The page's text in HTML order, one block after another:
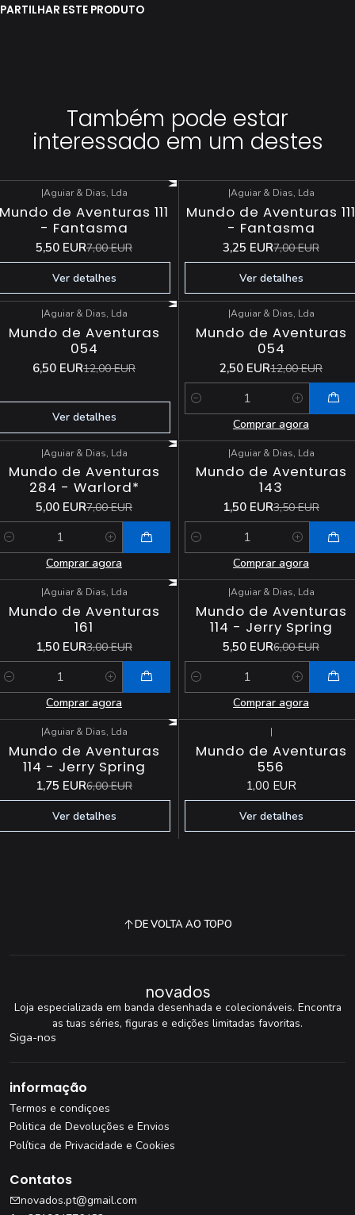
PARTILHAR ESTE PRODUTO
Também pode estar
interessado em um destes
DESCONTO
Esgotado
|Aguiar & Dias, Lda
Mundo de Aventuras 111
- Fantasma
5,50 EUR7,00 EUR
Ver detalhes
DESCONTO
Esgotado
|Aguiar & Dias, Lda
Mundo de Aventuras 111
- Fantasma
3,25 EUR7,00 EUR
Ver detalhes
DESCONTO
Esgotado
|Aguiar & Dias, Lda
Mundo de Aventuras
054
6,50 EUR12,00 EUR
Ver detalhes
DESCONTO
|Aguiar & Dias, Lda
Mundo de Aventuras
054
2,50 EUR12,00 EUR
Quantidade
Comprar agora
DESCONTO
|Aguiar & Dias, Lda
Mundo de Aventuras
284 - Warlord*
5,00 EUR7,00 EUR
Comprar agora
DESCONTO
|Aguiar & Dias, Lda
Mundo de Aventuras
143
1,50 EUR3,50 EUR
Quantidade
Comprar agora
DESCONTO
|Aguiar & Dias, Lda
Mundo de Aventuras
161
1,50 EUR3,00 EUR
Comprar agora
DESCONTO
|Aguiar & Dias, Lda
Mundo de Aventuras
114 - Jerry Spring
5,50 EUR6,00 EUR
Quantidade
Comprar agora
DESCONTO
Esgotado
|Aguiar & Dias, Lda
Mundo de Aventuras
114 - Jerry Spring
1,75 EUR6,00 EUR
Ver detalhes
|
Mundo de Aventuras
556
1,00 EUR
Ver detalhes
DE VOLTA AO TOPO
novados
Loja especializada em banda desenhada e colecionáveis. Encontra
as tuas séries, figuras e edições limitadas favoritas.
Siga-nos
informação
Termos e condiçoes
Politica de Devoluções e Envios
Política de Privacidade e Cookies
Contatos
novados.pt@gmail.com